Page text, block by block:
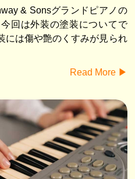
& Sonsグランドピアノの
回は外装の塗装についてで
には傷や艶のくすみが見られ
Read More ▶︎